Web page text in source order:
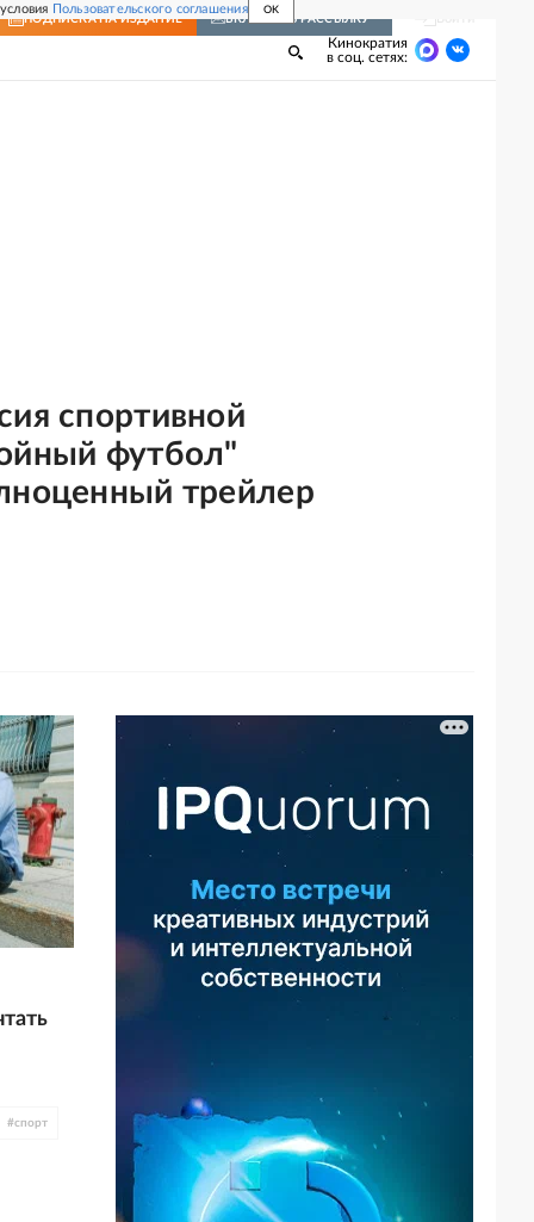
Пользовательского соглашения OK
ПОДПИСКА НА ИЗДАНИЕ ВКЛЮЧИТЬ РАССЫЛКУ
Кинократия
в соц. сетях:
спортивной
футбол"
трейлер
#спорт